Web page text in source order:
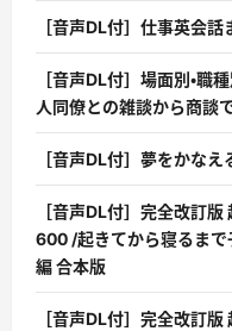
［音声DL付］仕事英会
［音声DL付］場面別・
人同僚との雑談から商談
［音声DL付］夢をかな
［音声DL付］完全改訂
600 /起きてから寝るま
編 合本版
［音声DL付］完全改訂